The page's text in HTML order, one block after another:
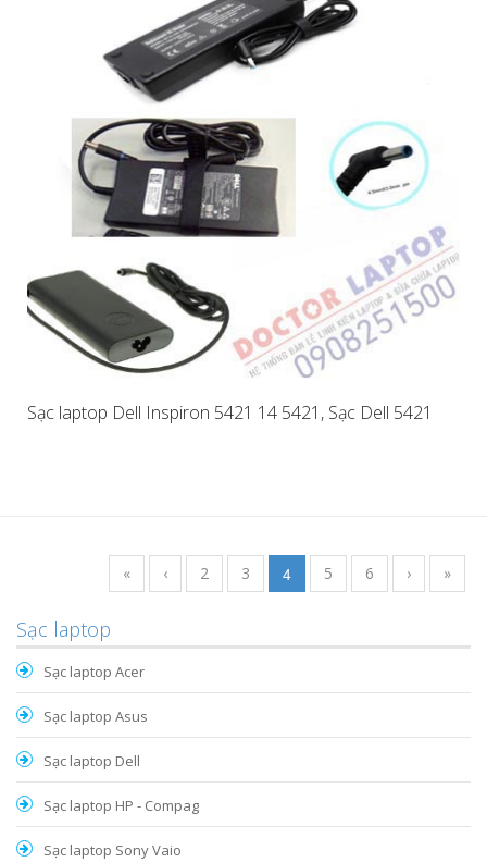
Sạc laptop Dell Inspiron 5421 14 5421, Sạc Dell 5421
« ‹ 2 3 4 5 6 › »
Sạc laptop
Sạc laptop Acer
Sạc laptop Asus
Sạc laptop Dell
Sạc laptop HP - Compag
Sạc laptop Sony Vaio